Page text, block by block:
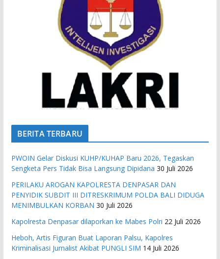
BERITA TERBARU
PWOIN Gelar Diskusi KUHP/KUHAP Baru 2026, Tegaskan
Sengketa Pers Tidak Bisa Langsung Dipidana 30 Juli 2026
PERILAKU AROGAN KAPOLRESTA DENPASAR DAN
PENYIDIK SUBDIT III DITRESKRIMUM POLDA BALI DIDUGA
MENIMBULKAN KORBAN 30 Juli 2026
Kapolresta Denpasar dilaporkan ke Mabes Polri 22 Juli 2026
Heboh, Artis Figuran Buat Laporan Palsu, Kapolres
Kriminalisasi Jurnalist Akibat PUNGLI SIM 14 Juli 2026